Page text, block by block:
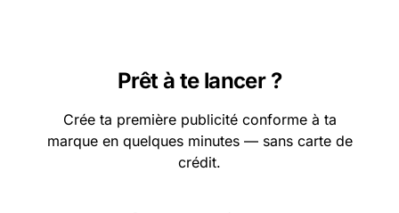
Prêt à te lancer ?
Crée ta première publicité conforme à ta
marque en quelques minutes — sans carte de
crédit.